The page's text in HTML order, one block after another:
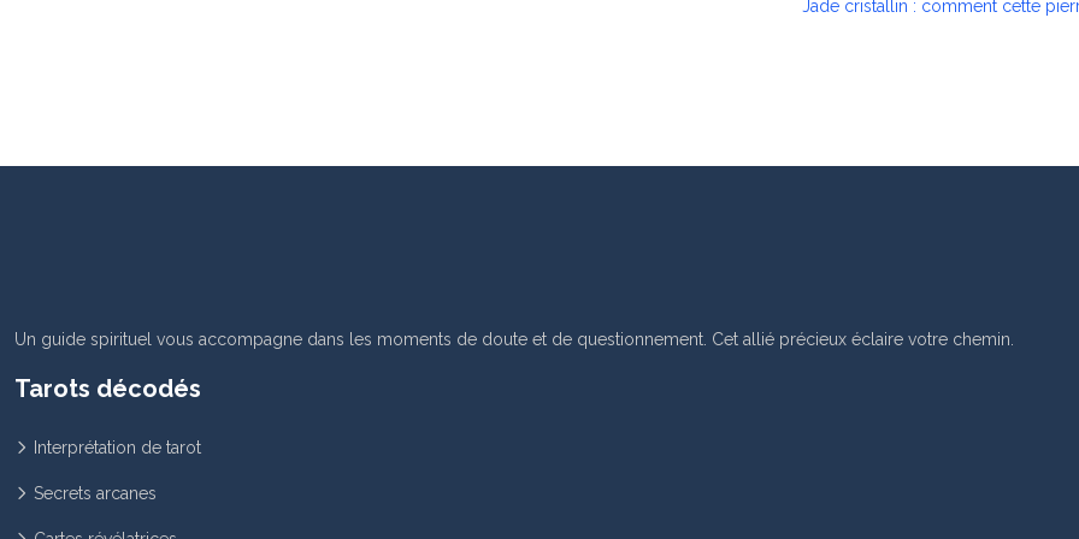
Jade cristallin : comment cette
Un guide spirituel vous accompagne dans les moments de doute et de questionnement. Cet allié précieux éclaire votre chemin.
Tarots décodés
Interprétation de tarot
Secrets arcanes